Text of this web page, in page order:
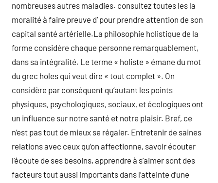
nombreuses autres maladies. consultez toutes les la
moralité à faire preuve d’ pour prendre attention de son
capital santé artérielle.La philosophie holistique de la
forme considère chaque personne remarquablement,
dans sa intégralité. Le terme « holiste » émane du mot
du grec holes qui veut dire « tout complet ». On
considère par conséquent qu’autant les points
physiques, psychologiques, sociaux, et écologiques ont
un influence sur notre santé et notre plaisir. Bref, ce
n’est pas tout de mieux se régaler. Entretenir de saines
relations avec ceux qu’on affectionne, savoir écouter
l’écoute de ses besoins, apprendre à s’aimer sont des
facteurs tout aussi importants dans l’atteinte d’une